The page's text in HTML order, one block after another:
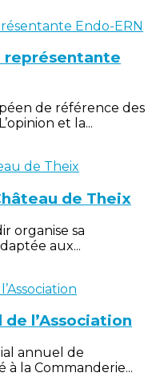
représentante
de référence des
et la...
de Theix
organise sa
aux...
l’Association
annuel de
à la Commanderie...